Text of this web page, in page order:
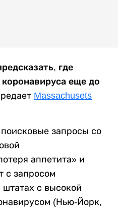
где
еще до
Massachusets
запросы со
аппетита» и
с запросом
с высокой
(Нью-Йорк,